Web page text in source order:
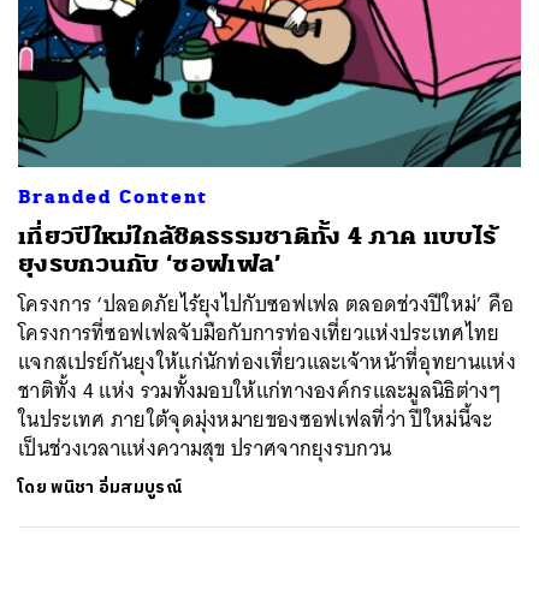
Branded Content
เที่ยวปีใหม่ใกล้ชิดธรรมชาติทั้ง 4 ภาค แบบไร้
ยุงรบกวนกับ ‘ซอฟเฟล’
โครงการ ‘ปลอดภัยไร้ยุงไปกับซอฟเฟล ตลอดช่วงปีใหม่’ คือ
โครงการที่ซอฟเฟลจับมือกับการท่องเที่ยวแห่งประเทศไทย
แจกสเปรย์กันยุงให้แก่นักท่องเที่ยวและเจ้าหน้าที่อุทยานแห่ง
ชาติทั้ง 4 แห่ง รวมทั้งมอบให้แก่ทางองค์กรและมูลนิธิต่างๆ
ในประเทศ ภายใต้จุดมุ่งหมายของซอฟเฟลที่ว่า ปีใหม่นี้จะ
เป็นช่วงเวลาแห่งความสุข ปราศจากยุงรบกวน
โดยพนิชา อิ่มสมบูรณ์
ค้นหา
SHARE TWEET